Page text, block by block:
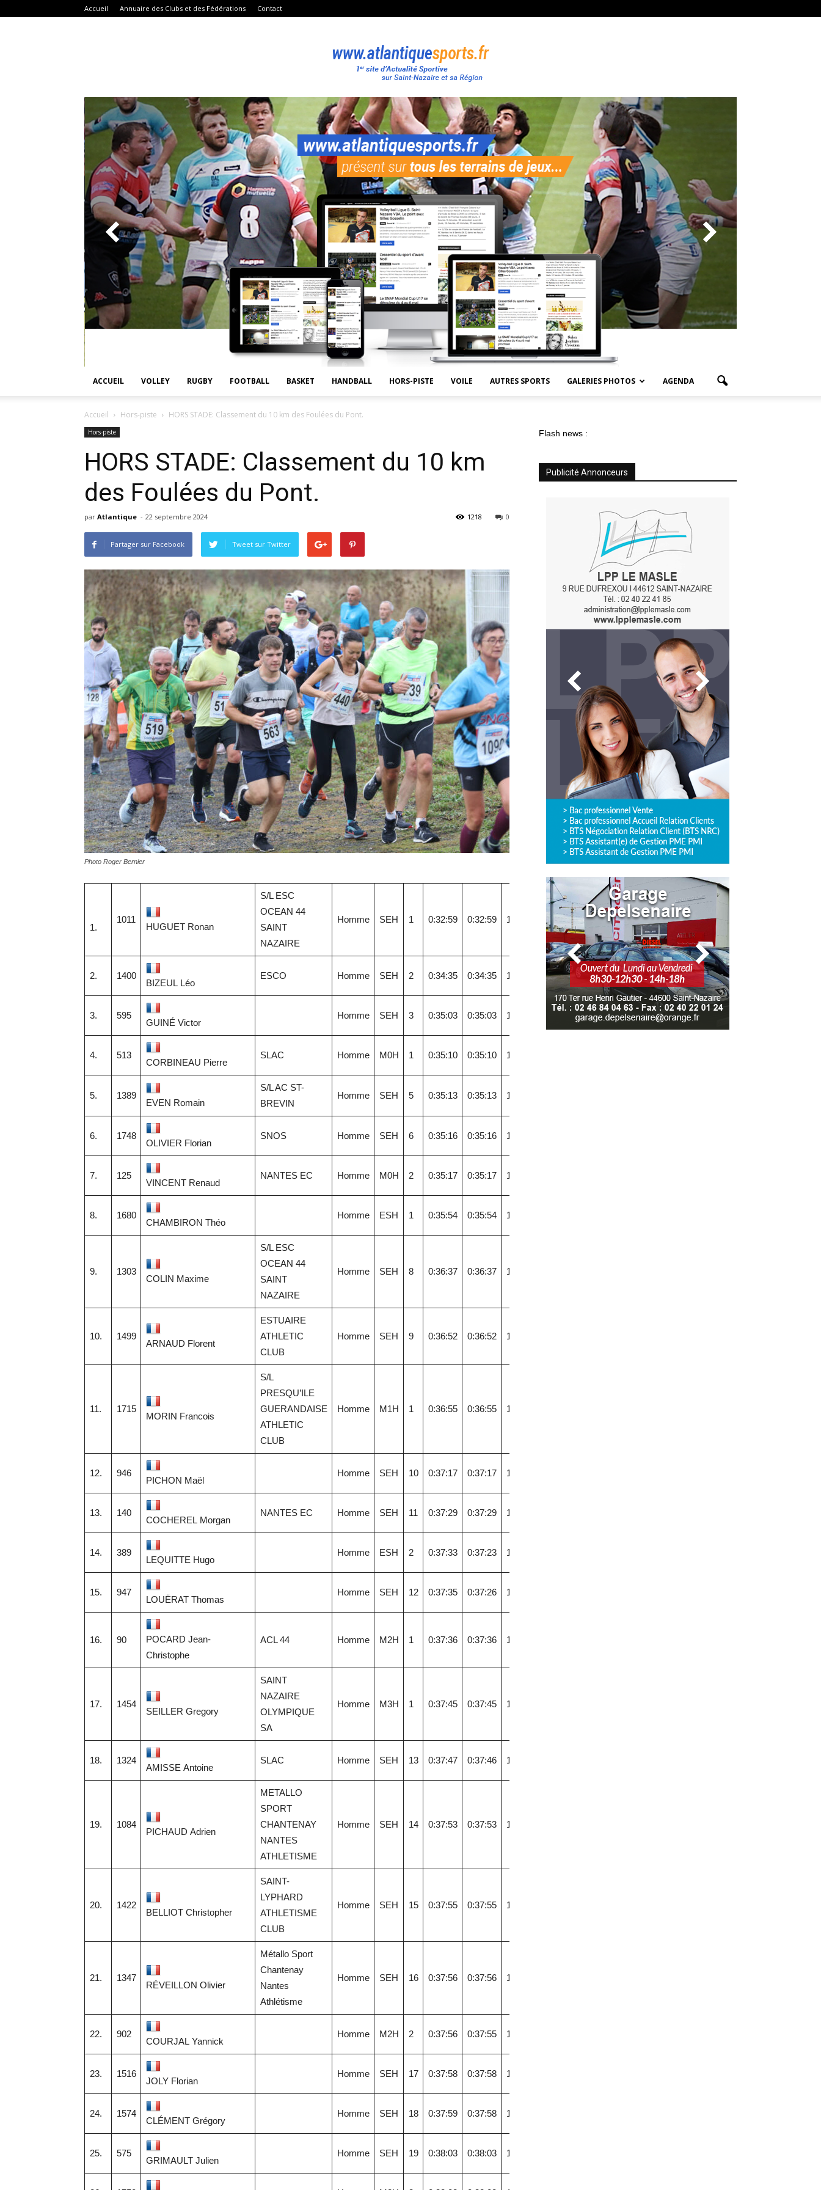
Accueil Annuaire des Clubs et des Fédérations Contact
Atlantique
Sport
ACCUEIL VOLLEY RUGBY FOOTBALL BASKET HANDBALL HORS-PISTE VOILE AUTRES SPORTS GALERIES PHOTOS AGENDA
Accueil Hors-piste HORS STADE: Classement du 10 km des Foulées du Pont.
Hors-piste
HORS STADE: Classement du 10 km
des Foulées du Pont.
par Atlantique - 22 septembre 2024 0
1218
Partager sur Facebook Tweet sur Twitter
Photo Roger Bernier
1.
1011
HUGUET Ronan
S/L ESC
OCEAN 44
SAINT
NAZAIRE
Homme SEH 1 0:32:59 0:32:59 18,74
2. 1400
BIZEUL Léo
ESCO Homme SEH 2 0:34:35 0:34:35 17,87
3. 595
GUINÉ Victor
Homme SEH 3 0:35:03 0:35:03 17,63
4. 513
CORBINEAU Pierre
SLAC Homme M0H 1 0:35:10 0:35:10 17,57
5. 1389
EVEN Romain
S/L AC ST-
BREVIN
Homme SEH 5 0:35:13 0:35:13 17,55
6. 1748
OLIVIER Florian
SNOS Homme SEH 6 0:35:16 0:35:16 17,52
7. 125
VINCENT Renaud
NANTES EC Homme M0H 2 0:35:17 0:35:17 17,52
8. 1680
CHAMBIRON Théo
Homme ESH 1 0:35:54 0:35:54 17,21
9. 1303
COLIN Maxime
S/L ESC
OCEAN 44
SAINT
NAZAIRE
Homme SEH 8 0:36:37 0:36:37 16,88
10. 1499
ARNAUD Florent
ESTUAIRE
ATHLETIC
CLUB
Homme SEH 9 0:36:52 0:36:52 16,76
11. 1715
MORIN Francois
S/L
PRESQU’ILE
GUERANDAISE
ATHLETIC
CLUB
Homme M1H 1 0:36:55 0:36:55 16,74
12. 946
PICHON Maël
Homme SEH 10 0:37:17 0:37:17 16,58
13. 140
COCHEREL Morgan
NANTES EC Homme SEH 11 0:37:29 0:37:29 16,49
14. 389
LEQUITTE Hugo
Homme ESH 2 0:37:33 0:37:23 16,46
15. 947
LOUËRAT Thomas
Homme SEH 12 0:37:35 0:37:26 16,44
16. 90
POCARD Jean-
Christophe
ACL 44 Homme M2H 1 0:37:36 0:37:36 16,44
17. 1454
SEILLER Gregory
SAINT
NAZAIRE
OLYMPIQUE
SA
Homme M3H 1 0:37:45 0:37:45 16,37
18. 1324
AMISSE Antoine
SLAC Homme SEH 13 0:37:47 0:37:46 16,36
19. 1084
PICHAUD Adrien
METALLO
SPORT
CHANTENAY
NANTES
ATHLETISME
Homme SEH 14 0:37:53 0:37:53 16,31
20. 1422
BELLIOT Christopher
SAINT-
LYPHARD
ATHLETISME
CLUB
Homme SEH 15 0:37:55 0:37:55 16,30
21. 1347
RÉVEILLON Olivier
Métallo Sport
Chantenay
Nantes
Athlétisme
Homme SEH 16 0:37:56 0:37:56 16,29
22. 902
COURJAL Yannick
Homme M2H 2 0:37:56 0:37:55 16,29
23. 1516
JOLY Florian
Homme SEH 17 0:37:58 0:37:58 16,28
24. 1574
CLÉMENT Grégory
Homme SEH 18 0:37:59 0:37:58 16,27
25. 575
GRIMAULT Julien
Homme SEH 19 0:38:03 0:38:03 16,24
Flash news :
Publicité Annonceurs